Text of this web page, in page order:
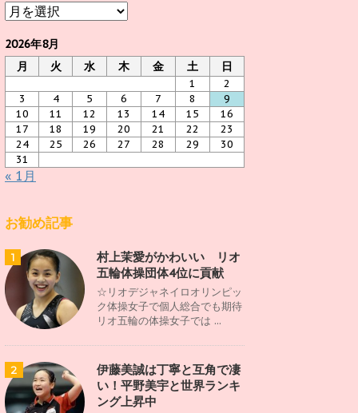
ア
カ
イ
ブ
2026年8月
月
火 水 木 金 土 日
1
2
3
4 5 6 7 8
9
10
11 12 13 14 15
16
17
18 19 20 21 22
23
24
25 26 27 28 29
30
31
« 1月
お勧め記事
1
村上茉愛がかわいい リオ
五輪体操団体4位に貢献
☆リオデジャネイロオリンピッ
ク体操女子で個人総合でも期待
リオ五輪の体操女子では ...
2
伊藤美誠は丁寧と互角で凄
い！平野美宇と世界ランキ
ング上昇中